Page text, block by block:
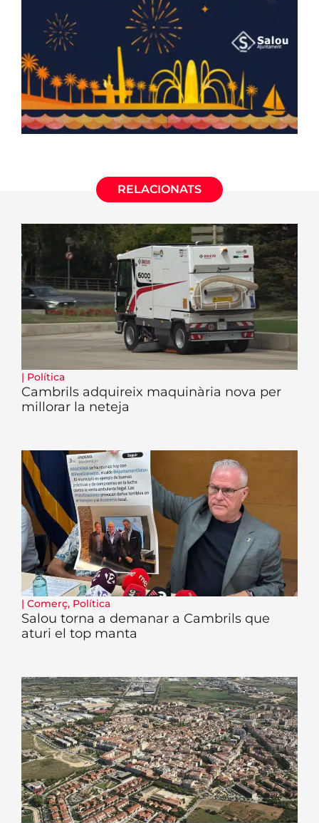
RELACIONATS
| Política
Cambrils adquireix maquinària nova per
millorar la neteja
| Comerç, Política
Salou torna a demanar a Cambrils que
aturi el top manta